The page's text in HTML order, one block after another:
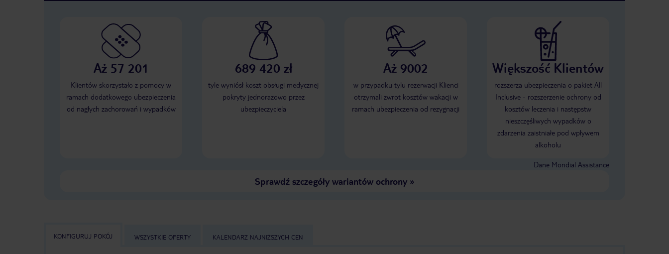
Aż 57 201
Klientów skorzystało z pomocy w
ramach dodatkowego ubezpieczenia
od nagłych zachorowań i wypadków
689 420 zł
tyle wyniósł koszt obsługi medycznej
pokryty jednorazowo przez
ubezpieczyciela
Aż 9002
w przypadku tylu rezerwacji Klienci
otrzymali zwrot kosztów wakacji w
ramach ubezpieczenia od rezygnacji
Większość Klientów
rozszerza ubezpieczenia o pakiet All
Inclusive - rozszerzenie ochrony od
kosztów leczenia i następstw
nieszczęśliwych wypadków o
zdarzenia zaistniałe pod wpływem
alkoholu
Dane Mondial Assistance
Sprawdź szczegóły wariantów ochrony»
KONFIGURUJ POKÓJ WSZYSTKIE OFERTY KALENDARZ NAJNIŻSZYCH CEN